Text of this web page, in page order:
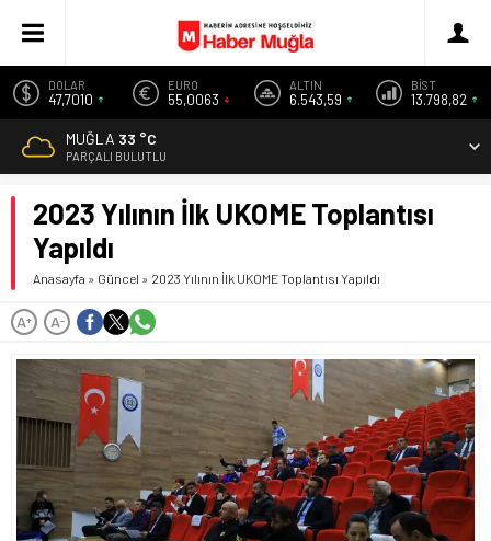
DOLAR
47,7010
EURO
55,0063
ALTIN
6.543,59
BİST
13.798,82
MUĞLA 33 °C
PARÇALI BULUTLU
2023 Yılının İlk UKOME Toplantısı
Yapıldı
Anasayfa » Güncel » 2023 Yılının İlk UKOME Toplantısı Yapıldı
A+ A-